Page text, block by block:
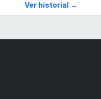
Ver historial →